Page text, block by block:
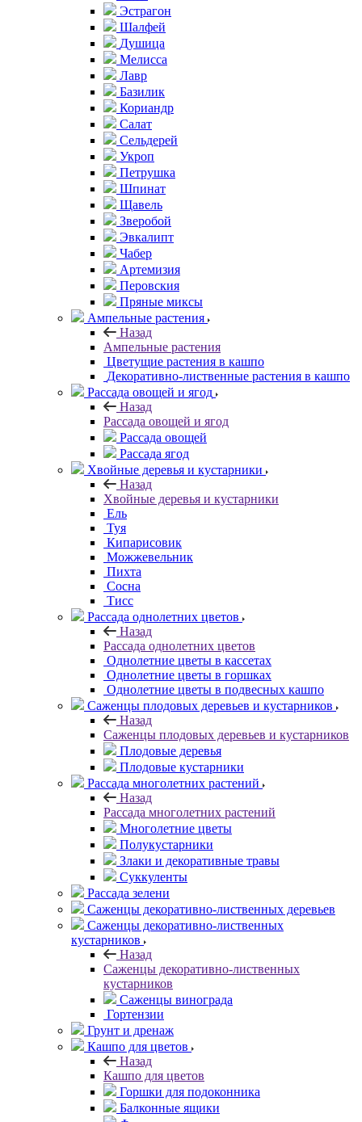
Эстрагон
Шалфей
Душица
Мелисса
Лавр
Базилик
Кориандр
Салат
Сельдерей
Укроп
Петрушка
Шпинат
Щавель
Зверобой
Эвкалипт
Чабер
Артемизия
Перовския
Пряные миксы
Ампельные растения
Назад
Ампельные растения
Цветущие растения в кашпо
Декоративно-лиственные растения в кашпо
Рассада овощей и ягод
Назад
Рассада овощей и ягод
Рассада овощей
Рассада ягод
Хвойные деревья и кустарники
Назад
Хвойные деревья и кустарники
Ель
Туя
Кипарисовик
Можжевельник
Пихта
Сосна
Тисc
Рассада однолетних цветов
Назад
Рассада однолетних цветов
Однолетние цветы в кассетах
Однолетние цветы в горшках
Однолетние цветы в подвесных кашпо
Саженцы плодовых деревьев и кустарников
Назад
Саженцы плодовых деревьев и кустарников
Плодовые деревья
Плодовые кустарники
Рассада многолетних растений
Назад
Рассада многолетних растений
Многолетние цветы
Полукустарники
Злаки и декоративные травы
Суккуленты
Рассада зелени
Саженцы декоративно-лиственных деревьев
Саженцы декоративно-лиственных
кустарников
Назад
Саженцы декоративно-лиственных
кустарников
Саженцы винограда
Гортензии
Грунт и дренаж
Кашпо для цветов
Назад
Кашпо для цветов
Горшки для подоконника
Балконные ящики